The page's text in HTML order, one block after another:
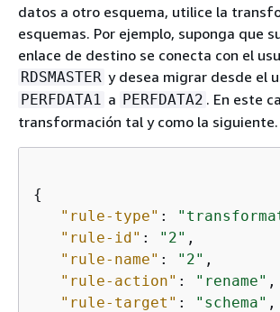
datos a otro esquema, utilice la
esquemas. Por ejemplo, suponga que
enlace de destino se conecta con el
RDSMASTER y desea migrar desde el
PERFDATA1 a PERFDATA2 . En este
transformación tal y como la siguiente.
{
"rule-type" :
"rule-id" : "2" ,
"rule-name" : "2" ,
"rule-action" : "rename" ,
"rule-target" : "schema" ,